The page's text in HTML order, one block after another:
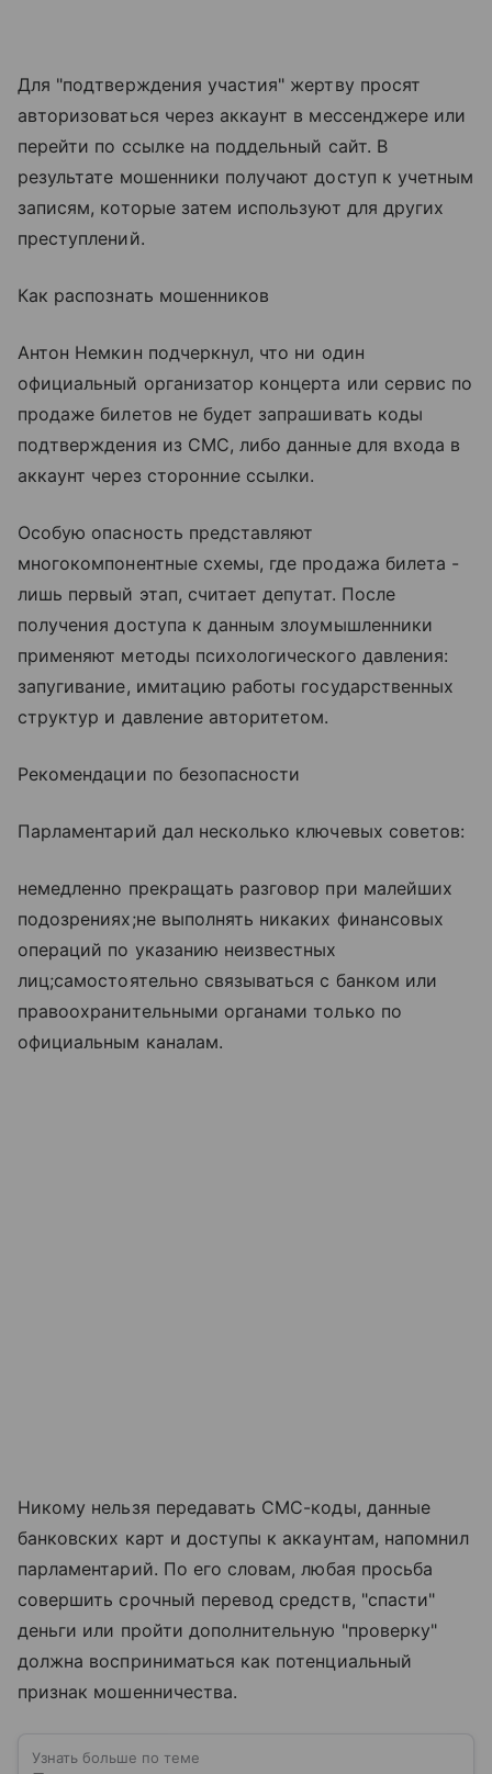
Для "подтверждения участия" жертву просят
авторизоваться через аккаунт в мессенджере или
перейти по ссылке на поддельный сайт. В
результате мошенники получают доступ к учетным
записям, которые затем используют для других
преступлений.
Как распознать мошенников
Антон Немкин подчеркнул, что ни один
официальный организатор концерта или сервис по
продаже билетов не будет запрашивать коды
подтверждения из СМС, либо данные для входа в
аккаунт через сторонние ссылки.
Особую опасность представляют
многокомпонентные схемы, где продажа билета -
лишь первый этап, считает депутат. После
получения доступа к данным злоумышленники
применяют методы психологического давления:
запугивание, имитацию работы государственных
структур и давление авторитетом.
Рекомендации по безопасности
Парламентарий дал несколько ключевых советов:
немедленно прекращать разговор при малейших
подозрениях;не выполнять никаких финансовых
операций по указанию неизвестных
лиц;самостоятельно связываться с банком или
правоохранительными органами только по
официальным каналам.
Никому нельзя передавать СМС-коды, данные
банковских карт и доступы к аккаунтам, напомнил
парламентарий. По его словам, любая просьба
совершить срочный перевод средств, "спасти"
деньги или пройти дополнительную "проверку"
должна восприниматься как потенциальный
признак мошенничества.
Узнать больше по теме